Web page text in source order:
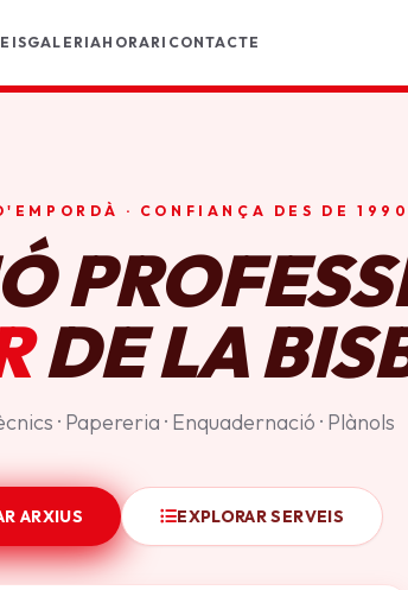
GALERIAHORARI CONTACTE
· CONFIANÇA DES DE
DE LA
· Papereria · Enquadernació · Plànols
ARXIUS EXPLORAR SERVEIS